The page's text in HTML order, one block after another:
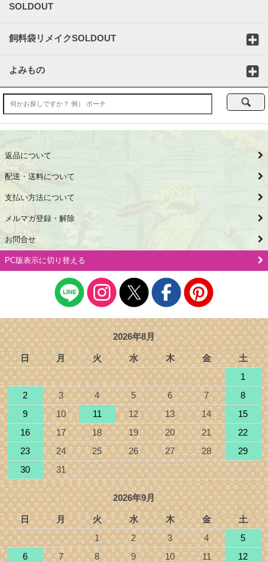
SOLDOUT
飼料袋リメイクSOLDOUT
よみもの
返品について
配送・送料について
支払い方法について
メルマガ登録・解除
お問合せ
PC版表示に切り替える
2026年8月
日 月 火 水 木 金
土
1
2
3 4 5 6 7
8
9
10 11 12 13 14
15
16
17 18 19 20 21
22
23
24 25 26 27 28
29
30
31
2026年9月
日 月 火 水 木 金
土
1
2 3 4
5
6
7 8 9 10 11
12